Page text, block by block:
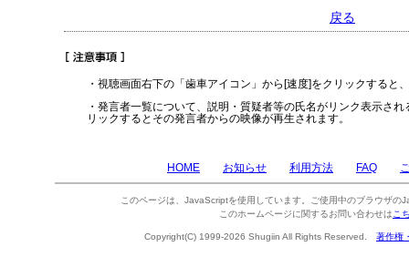
戻る
・視聴画面右下の「歯車アイコン」から[速度]をクリックすると
・発言者一覧について、説明・質疑者等の氏名がリンク表示さ
リックするとその発言者からの映像が再生されます。
HOME お知らせ 利用方法 FAQ
このページは、JavaScriptを使用しています。ご使用中のブラウザの
このホームページに関するお問い合わせは こ
Copyright(C) 1999-2026 Shugiin All Rights Reserved. 著作権